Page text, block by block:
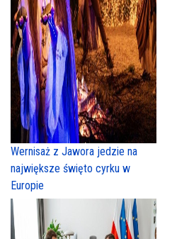
Wernisaż z Jawora jedzie na
największe święto cyrku w
Europie